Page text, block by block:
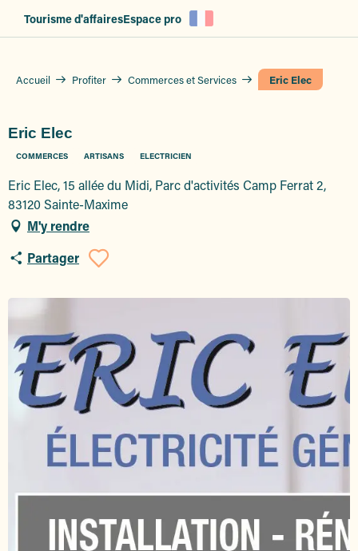
Tourisme d'affairesEspace pro
Accueil Profiter Commerces et Services Eric Elec
Eric Elec
COMMERCES ARTISANS ELECTRICIEN
Eric Elec, 15 allée du Midi, Parc d'activités Camp Ferrat 2,
83120 Sainte-Maxime
M'y rendre
Partager
Ajouter aux favoris